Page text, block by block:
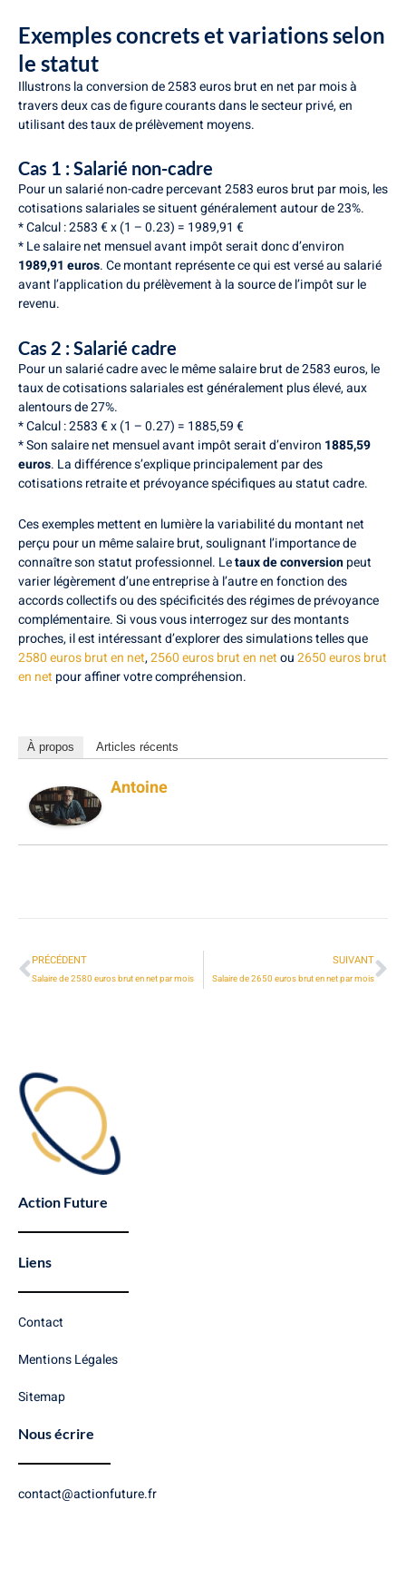
Exemples concrets et variations selon
le statut
Illustrons la conversion de 2583 euros brut en net par mois à
travers deux cas de figure courants dans le secteur privé, en
utilisant des taux de prélèvement moyens.
Cas 1 : Salarié non-cadre
Pour un salarié non-cadre percevant 2583 euros brut par mois, les
cotisations salariales se situent généralement autour de 23%.
* Calcul : 2583 € x (1 – 0.23) = 1989,91 €
* Le salaire net mensuel avant impôt serait donc d’environ
1989,91 euros. Ce montant représente ce qui est versé au salarié
avant l’application du prélèvement à la source de l’impôt sur le
revenu.
Cas 2 : Salarié cadre
Pour un salarié cadre avec le même salaire brut de 2583 euros, le
taux de cotisations salariales est généralement plus élevé, aux
alentours de 27%.
* Calcul : 2583 € x (1 – 0.27) = 1885,59 €
* Son salaire net mensuel avant impôt serait d’environ 1885,59
euros. La différence s’explique principalement par des
cotisations retraite et prévoyance spécifiques au statut cadre.
Ces exemples mettent en lumière la variabilité du montant net
perçu pour un même salaire brut, soulignant l’importance de
connaître son statut professionnel. Letaux de conversionpeut
varier légèrement d’une entreprise à l’autre en fonction des
accords collectifs ou des spécificités des régimes de prévoyance
complémentaire. Si vous vous interrogez sur des montants
proches, il est intéressant d’explorer des simulations telles que
2580 euros brut en net,2560 euros brut en netou2650 euros brut
en net pour affiner votre compréhension.
À propos Articles récents
Antoine
PRÉCÉDENT
Salaire de 2580 euros brut en net par mois
SUIVANT
Salaire de 2650 euros brut en net par mois
Action Future
Liens
Contact
Mentions Légales
Sitemap
Nous écrire
contact@actionfuture.fr